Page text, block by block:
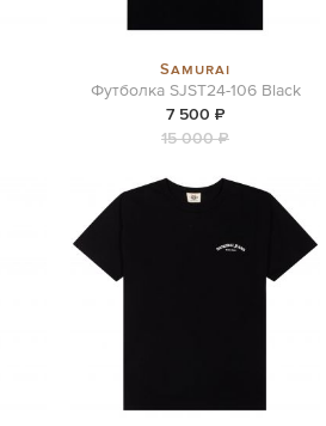
Samurai
Футболка SJST24-106 Black
7 500 ₽
15 000 ₽